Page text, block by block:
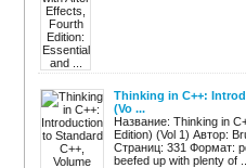
Thinking in C++:
(Vo ...
Название: Thinking in
Edition) (Vol 1) Автор:
Страниц: 331 Формат:
beefed up with plenty of